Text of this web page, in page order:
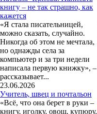
книгу – не так страшно, как
кажется
«Я стала писательницей,
можно сказать, случайно.
Никогда об этом не мечтала,
но однажды села за
компьютер и за три недели
написала первую книжку», –
рассказывает...
23.06.2026
Учитель, швец и почтальон
«Всё, что она берет в руки –
книгу, иголку, овощ, купюру,